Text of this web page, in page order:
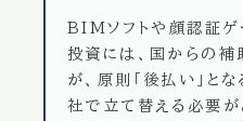
BIMソフトや顔認証ゲ
投資には、国からの
が、原則「後払い」と
社で立て替える必要が